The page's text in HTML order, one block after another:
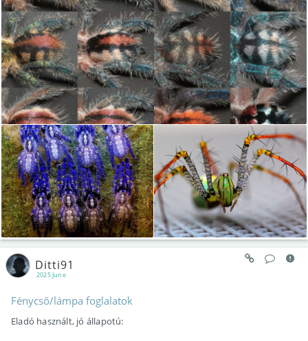
2025 June
Ditti91
Fénycső/lámpa foglalatok
Eladó használt, jó állapotú: